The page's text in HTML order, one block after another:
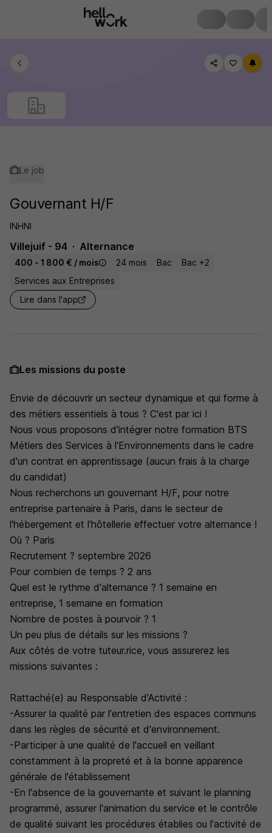
Le job
Gouvernant H/F
INHNI
Villejuif - 94 Alternance
400 - 1 800 € / mois 24 mois Bac
Bac +2
Services aux Entreprises
Lire dans l'app
Les missions du poste
Envie de découvrir un secteur dynamique et qui forme à
des métiers essentiels à tous ? C'est par ici !
Nous vous proposons d'intégrer notre formation BTS
Métiers des Services à l'Environnements dans le cadre
d'un contrat en apprentissage (aucun frais à la charge
du candidat)
Nous recherchons un gouvernant H/F, pour notre
entreprise partenaire à Paris, dans le secteur de
l'hébergement et l'hôtellerie effectuer votre alternance !
Où ? Paris
Recrutement ? septembre 2026
Pour combien de temps ? 2 ans
Quel est le rythme d'alternance ? 1 semaine en
entreprise, 1 semaine en formation
Nombre de postes à pourvoir ? 1
Un peu plus de détails sur les missions ?
Aux côtés de votre tuteur.rice, vous assurerez les
missions suivantes :
Rattaché(e) au Responsable d'Activité :
-Assurer la qualité par l'entretien des espaces communs
dans les règles de sécurité et d'environnement.
-Participer à une qualité de l'accueil en veillant
constamment à la propreté et à la bonne apparence
générale de l'établissement
-En l'absence de la gouvernante et suivant le planning
programmé, assurer l'animation du service et le contrôle
de qualité suivant les procédures établies ou l'activité de